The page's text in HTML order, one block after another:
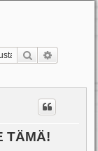
Etsi
TÄMÄ!